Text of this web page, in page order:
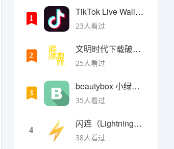
1
TikTok Live Wallpaper
23人看过
2
文明时代下载破解版无限金币最新版
25人看过
3
beautybox 小绿盒正版最新免费下载
35人看过
4
闪连（LightningX）加速器app
38人看过